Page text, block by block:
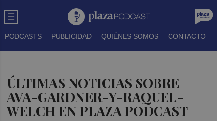
PODCASTS PUBLICIDAD QUIÉNES SOMOS CONTACTO
ÚLTIMAS NOTICIAS SOBRE
AVA-GARDNER-Y-RAQUEL-
WELCH EN PLAZA PODCAST